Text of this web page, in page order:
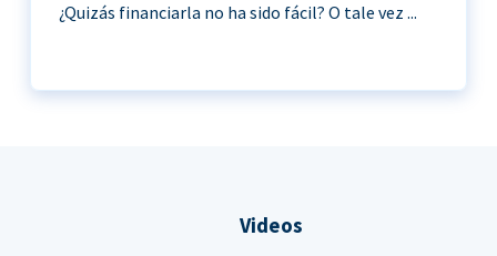
¿Quizás financiarla no ha sido fácil? O tale vez ...
Videos